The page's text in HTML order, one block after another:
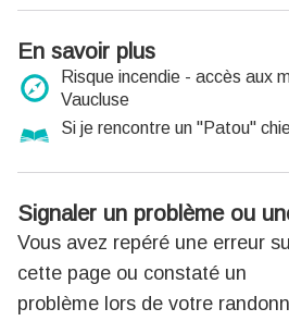
En savoir plus
Risque incendie - accès aux
Vaucluse
Si je rencontre un "Patou"
Signaler un problème ou
Vous avez repéré une erreur
cette page ou constaté un
problème lors de votre